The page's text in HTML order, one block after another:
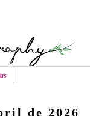
de 2026